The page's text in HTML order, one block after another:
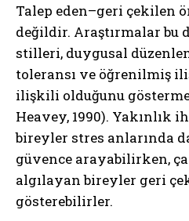
Talep eden–geri çekilen
değildir. Araştırmalar bu
stilleri, duygusal
toleransı ve öğrenilmiş
ilişkili olduğunu
Heavey, 1990). Yakınlık
bireyler stres anlarında
güvence arayabilirken,
algılayan bireyler geri
gösterebilirler.